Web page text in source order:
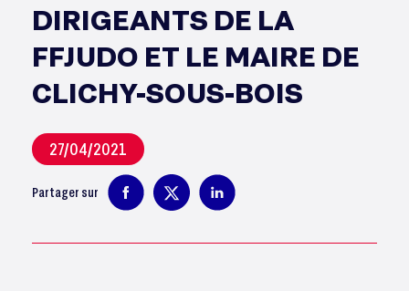
DIRIGEANTS DE LA
FFJUDO ET LE MAIRE DE
CLICHY-SOUS-BOIS
27/04/2021
Partager sur